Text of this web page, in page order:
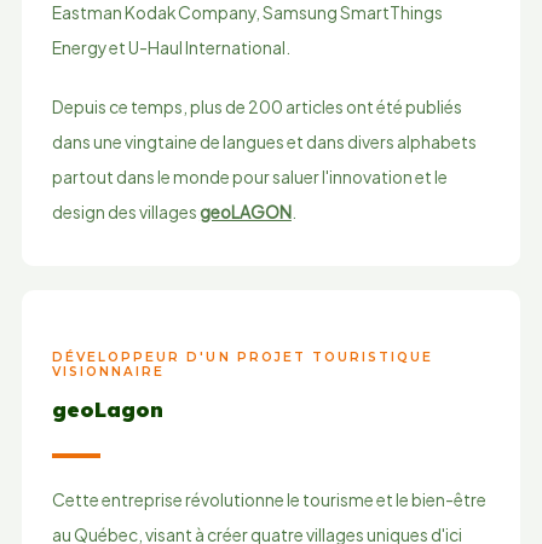
Eastman Kodak Company, Samsung SmartThings
Energy et U-Haul International.
Depuis ce temps, plus de 200 articles ont été publiés
dans une vingtaine de langues et dans divers alphabets
partout dans le monde pour saluer l'innovation et le
design des villages geoLAGON.
DÉVELOPPEUR D'UN PROJET TOURISTIQUE
VISIONNAIRE
geoLagon
Cette entreprise révolutionne le tourisme et le bien-être
au Québec, visant à créer quatre villages uniques d'ici